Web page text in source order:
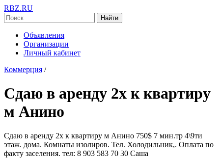
RBZ.RU
Найти
Объявления
Организации
Личный кабинет
Коммерция /
Сдаю в аренду 2х к квартиру
м Анино
Сдаю в аренду 2х к квартиру м Анино 750$ 7 мин.тр 4\9ти
этаж. дома. Комнаты изолиров. Тел. Холодильник,. Оплата по
факту заселения. тел: 8 903 583 70 30 Саша